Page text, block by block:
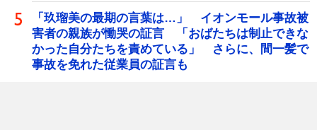
「玖瑠美の最期の言葉は…」 イオンモール事故被
害者の親族が慟哭の証言 「おばたちは制止できな
かった自分たちを責めている」 さらに、間一髪で
事故を免れた従業員の証言も